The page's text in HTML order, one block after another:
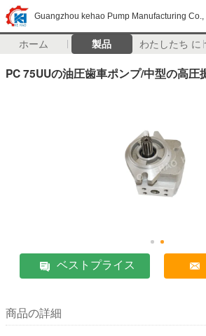
Guangzhou kehao Pump Manufacturing Co.,
ホーム 製品 わたしたち に
PC 75UUの油圧歯車ポンプ/中型の高圧
ベストプライス
商品の詳細